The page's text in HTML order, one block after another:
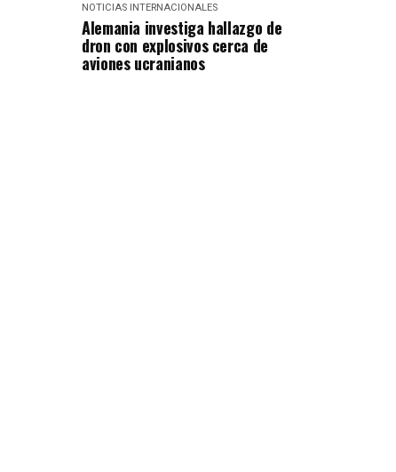
NOTICIAS INTERNACIONALES
Alemania investiga hallazgo de
dron con explosivos cerca de
aviones ucranianos